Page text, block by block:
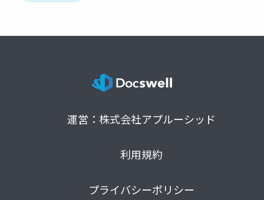
運営：株式会社アプルーシッド
利用規約
プライバシーポリシー